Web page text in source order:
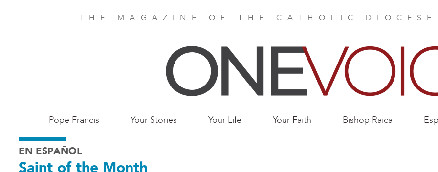
THE MAGAZINE OF THE CATHOLIC
Main
Birmingham
Pope Francis Your Stories Your Life Your Faith Bishop Raica
EN ESPAÑOL
Saint of the Month